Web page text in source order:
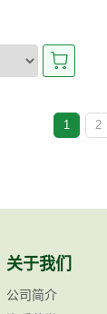
1 2
关于我们
公司简介